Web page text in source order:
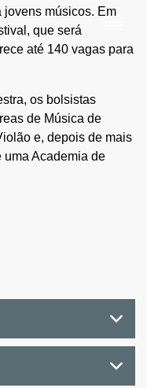
músicos. Em
que será
até 140 vagas para
os bolsistas
de Música de
e, depois de mais
uma Academia de